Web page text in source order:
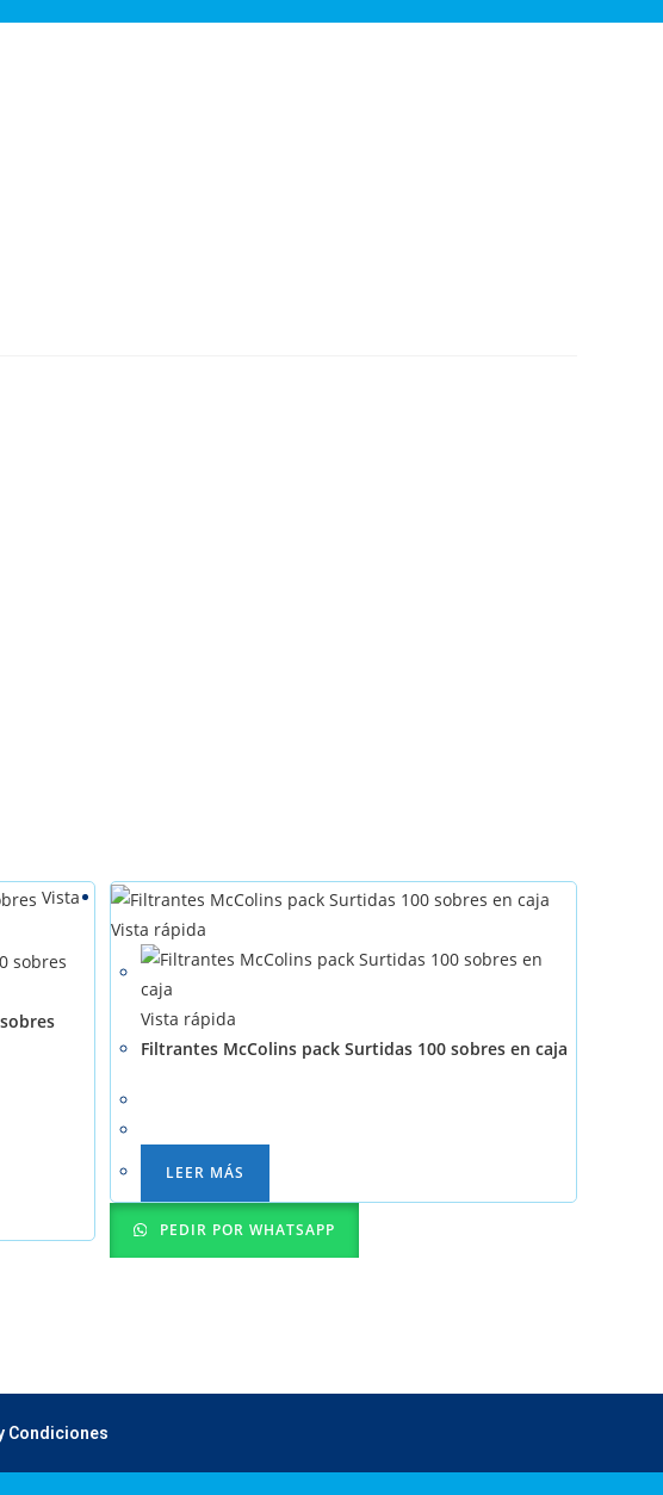
Vista
sobres
Vista rápida
Vista rápida
Filtrantes McColins pack Surtidas 100 sobres en caja
LEER MÁS
PEDIR POR WHATSAPP
Condiciones